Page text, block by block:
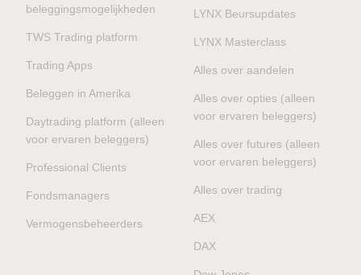
beleggingsmogelijkheden
TWS Trading platform
Trading Apps
Beleggen in Amerika
Daytrading platform (alleen
voor ervaren beleggers)
Professional Clients
Fondsmanagers
Vermogensbeheerders
LYNX Beursupdates
LYNX Masterclass
Alles over aandelen
Alles over opties (alleen
voor ervaren beleggers)
Alles over futures (alleen
voor ervaren beleggers)
Alles over trading
AEX
DAX